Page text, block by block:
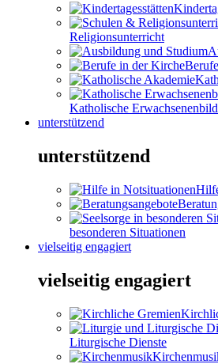
Religionsunterricht
Katholische
unterstützend
unterstützend
besonderen Situationen
vielseitig engagiert
vielseitig engagiert
Liturgische Dienste